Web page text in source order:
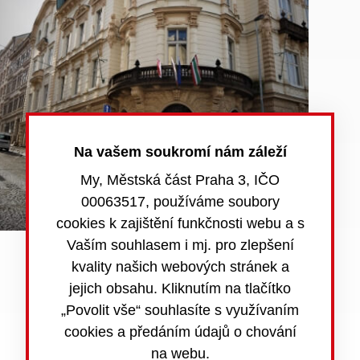
Na vašem soukromí nám záleží
My, Městská část Praha 3, IČO
00063517, používáme soubory
cookies k zajištění funkčnosti webu a s
Vaším souhlasem i mj. pro zlepšení
kvality našich webových stránek a
jejich obsahu. Kliknutím na tlačítko
„Povolit vše“ souhlasíte s využívaním
cookies a předáním údajů o chování
na webu.
Povinně zveřejňované informace